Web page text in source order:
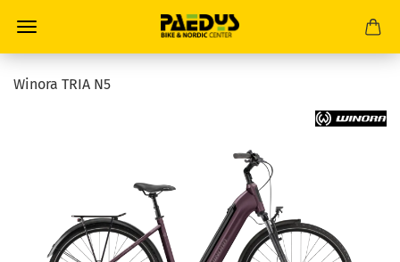
Winora TRIA N5